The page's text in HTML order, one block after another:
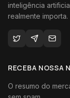
inteligência
realmente importa.
RECEBA NOSSA
O resumo do